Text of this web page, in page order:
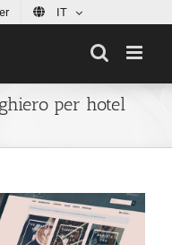
IT
per hotel